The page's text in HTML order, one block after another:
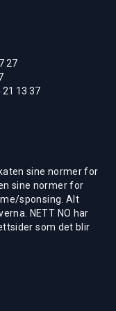
27
21 13 37
sine normer for
sine normer for
sponsing. Alt
NETT NO har
som det blir